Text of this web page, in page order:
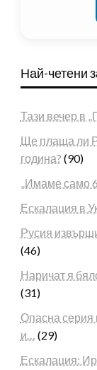
Най-четени
Тази вечер в
Ще плаща ли
година? (90)
„Имаме само
Ескалация в
Русия
(46)
Наричат я
(31)
Опасна серия
и… (29)
Ескалация: